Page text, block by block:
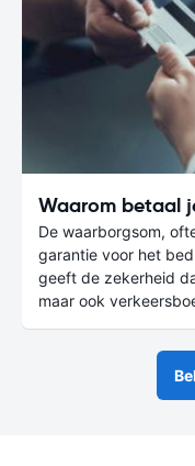
Waarom betaal
De waarborgsom,
garantie voor het
geeft de zekerheid
maar ook